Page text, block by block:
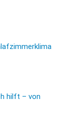
hilft – von